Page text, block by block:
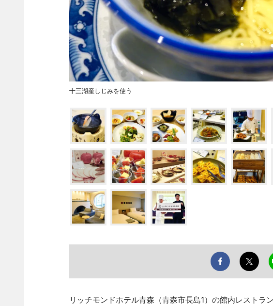
十三湖産しじみを使う
リッチモンドホテル青森（青森市長島1）の館内レストラ